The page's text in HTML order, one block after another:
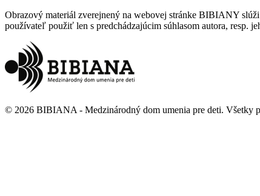
Obrazový materiál zverejnený na webovej stránke BIBIANY
používateľ použiť len s predchádzajúcim súhlasom autora, resp.
© 2026 BIBIANA - Medzinárodný dom umenia pre deti. Všetky